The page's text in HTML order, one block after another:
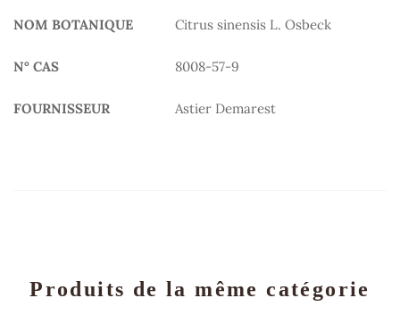
NOM BOTANIQUE Citrus sinensis L. Osbeck
N° CAS 8008-57-9
FOURNISSEUR Astier Demarest
Produits de la même catégorie